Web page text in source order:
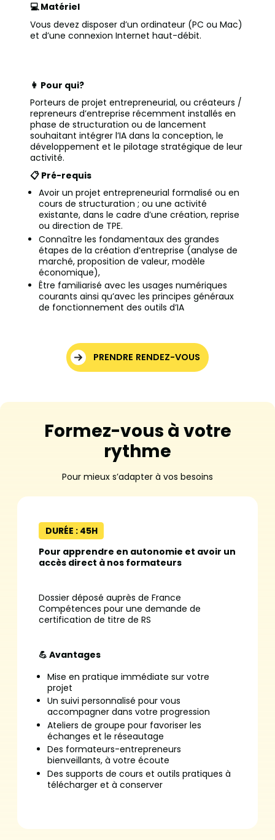
💻 Matériel
Vous devez disposer d’un ordinateur (PC ou Mac)
et d’une connexion Internet haut-débit.
👩 Pour qui?
Porteurs de projet entrepreneurial, ou créateurs /
repreneurs d’entreprise récemment installés en
phase de structuration ou de lancement
souhaitant intégrer l’IA dans la conception, le
développement et le pilotage stratégique de leur
activité.
📋 Pré-requis
Avoir un projet entrepreneurial formalisé ou en
cours de structuration ; ou une activité
existante, dans le cadre d’une création, reprise
ou direction de TPE.
Connaître les fondamentaux des grandes
étapes de la création d’entreprise (analyse de
marché, proposition de valeur, modèle
économique),
Être familiarisé avec les usages numériques
courants ainsi qu’avec les principes généraux
de fonctionnement des outils d’IA
PRENDRE RENDEZ-VOUS
Formez-vous à votre
rythme
Pour mieux s’adapter à vos besoins
DURÉE : 45H
Pour apprendre en autonomie et avoir un
accès direct à nos formateurs
Dossier déposé auprès de France
Compétences pour une demande de
certification de titre de RS
💪 Avantages
Mise en pratique immédiate sur votre
projet
Un suivi personnalisé pour vous
accompagner dans votre progression
Ateliers de groupe pour favoriser les
échanges et le réseautage
Des formateurs-entrepreneurs
bienveillants, à votre écoute
Des supports de cours et outils pratiques à
télécharger et à conserver